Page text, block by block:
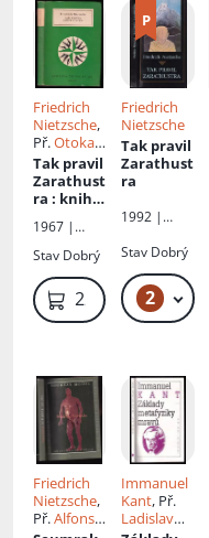
Friedrich
Nietzsche,
Př.Otokar
Fischer
Tak pravil
Zarathust
ra : kniha
všechny a
pro
1967 |
Stav Dobrý
229 Kč
Friedrich
Nietzsche
Tak pravil
Zarathust
ra
1992 |
Stav Dobrý
2
Friedrich
Nietzsche,
Př.Alfons
Immanuel
Kant, Př.
Ladislav